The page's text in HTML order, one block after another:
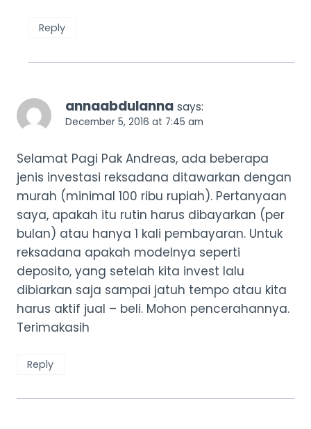
Reply
annaabdulanna says:
December 5, 2016 at 7:45 am
Selamat Pagi Pak Andreas, ada beberapa
jenis investasi reksadana ditawarkan dengan
murah (minimal 100 ribu rupiah). Pertanyaan
saya, apakah itu rutin harus dibayarkan (per
bulan) atau hanya 1 kali pembayaran. Untuk
reksadana apakah modelnya seperti
deposito, yang setelah kita invest lalu
dibiarkan saja sampai jatuh tempo atau kita
harus aktif jual – beli. Mohon pencerahannya.
Terimakasih
Reply